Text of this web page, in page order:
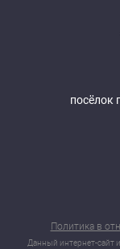
посёлок
Политика в
Данный интернет-сайт